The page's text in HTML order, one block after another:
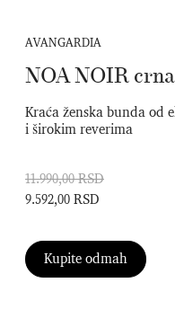
AVANGARDIA
NOA NOIR
Kraća ženska bunda od
i širokim reverima
11.990,00 RSD
9.592,00 RSD
Kupite odmah